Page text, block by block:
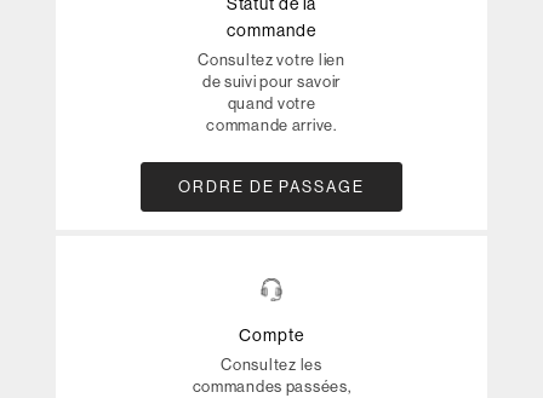
commande
Consultez votre lien
de suivi pour savoir
quand votre
commande arrive.
ORDRE DE PASSAGE
Compte
Consultez les
commandes passées,